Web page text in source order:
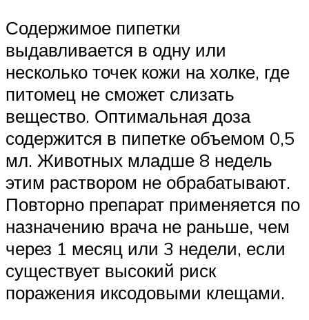
Содержимое пипетки
выдавливается в одну или
несколько точек кожи на холке, где
питомец не сможет слизать
вещество. Оптимальная доза
содержится в пипетке объемом 0,5
мл. Животных младше 8 недель
этим раствором не обрабатывают.
Повторно препарат применяется по
назначению врача не раньше, чем
через 1 месяц или 3 недели, если
существует высокий риск
поражения иксодовыми клещами.